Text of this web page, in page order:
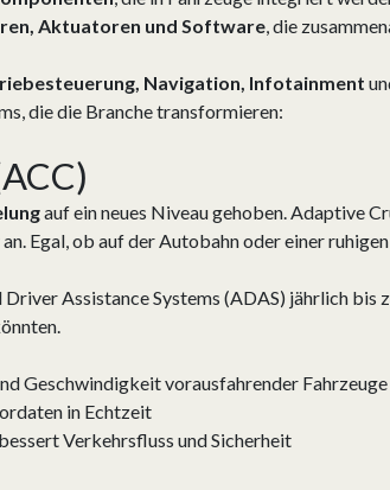
Aktuatoren und Software, die
Navigation, Infotainment
die die Branche transformieren:
auf ein neues Niveau gehoben. Adaptive
Egal, ob auf der Autobahn oder einer
Assistance Systems (ADAS) jährlich bis
Geschwindigkeit vorausfahrender Fahrzeuge
in Echtzeit
Verkehrsfluss und Sicherheit